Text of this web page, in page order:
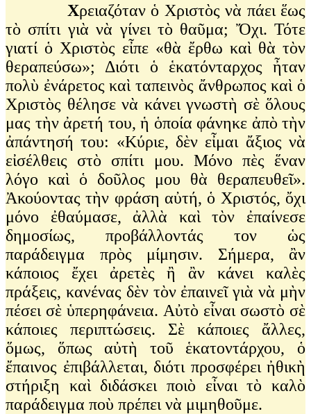
Χρειαζόταν ὁ Χριστὸς νὰ πάει ἕως
τὸ σπίτι γιὰ νὰ γίνει τὸ θαῦμα; Ὄχι. Τότε
γιατί ὁ Χριστὸς εἶπε «θὰ ἔρθω καὶ θὰ τὸν
θεραπεύσω»; Διότι ὁ ἑκατόνταρχος ἦταν
πολὺ ἐνάρετος καὶ ταπεινὸς ἄνθρωπος καὶ ὁ
Χριστὸς θέλησε νὰ κάνει γνωστὴ σὲ ὅλους
μας τὴν ἀρετή του, ἡ ὁποία φάνηκε ἀπὸ τὴν
ἀπάντησή του: «Κύριε, δὲν εἶμαι ἄξιος νὰ
εἰσέλθεις στὸ σπίτι μου. Μόνο πὲς ἕναν
λόγο καὶ ὁ δοῦλος μου θὰ θεραπευθεῖ».
Ἀκούοντας τὴν φράση αὐτή, ὁ Χριστός, ὄχι
μόνο ἐθαύμασε, ἀλλὰ καὶ τὸν ἐπαίνεσε
δημοσίως, προβάλλοντάς τον ὡς
παράδειγμα πρὸς μίμησιν. Σήμερα, ἂν
κάποιος ἔχει ἀρετὲς ἢ ἂν κάνει καλὲς
πράξεις, κανένας δὲν τὸν ἐπαινεῖ γιὰ νὰ μὴν
πέσει σὲ ὑπερηφάνεια. Αὐτὸ εἶναι σωστὸ σὲ
κάποιες περιπτώσεις. Σὲ κάποιες ἄλλες,
ὅμως, ὅπως αὐτὴ τοῦ ἑκατοντάρχου, ὁ
ἔπαινος ἐπιβάλλεται, διότι προσφέρει ἠθικὴ
στήριξη καὶ διδάσκει ποιὸ εἶναι τὸ καλὸ
παράδειγμα ποὺ πρέπει νὰ μιμηθοῦμε.